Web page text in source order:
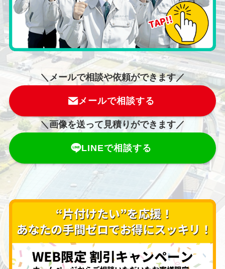
＼メールで相談や依頼ができます／
メールで相談する
＼画像を送って見積りができます／
LINEで相談する